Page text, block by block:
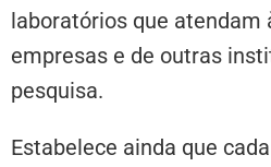
laboratórios que atendam
empresas e de outras
pesquisa.
Estabelece ainda que